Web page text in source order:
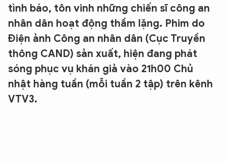
tình báo, tôn vinh những chiến sĩ công an
nhân dân hoạt động thầm lặng. Phim do
Điện ảnh Công an nhân dân (Cục Truyền
thông CAND) sản xuất, hiện đang phát
sóng phục vụ khán giả vào 21h00 Chủ
nhật hàng tuần (mỗi tuần 2 tập) trên kênh
VTV3.